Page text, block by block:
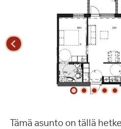
Tämä asunto on tällä